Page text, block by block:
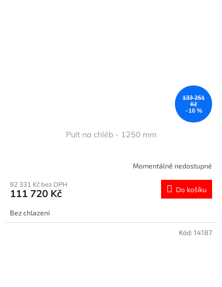
133 251
Kč
–16 %
Pult na chléb - 1250 mm
Momentálně nedostupné
92 331 Kč bez DPH
111 720 Kč Do košíku
Bez chlazení
Kód:14187